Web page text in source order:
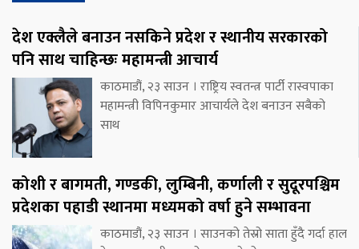
देश एक्लैले बनाउन नसकिने प्रदेश र स्थानीय सरकारको
पनि साथ चाहिन्छः महामन्त्री आचार्य
काठमाडौं, २३ साउन । राष्ट्रिय स्वतन्त्र पार्टी रास्वपाका
महामन्त्री विपिनकुमार आचार्यले देश बनाउन सबैको
साथ
कोशी र बागमती, गण्डकी, लुम्बिनी, कर्णाली र सुदूरपश्चिम
प्रदेशका पहाडी स्थानमा मध्यमको वर्षा हुने सम्भावना
काठमाडौं, २३ साउन । साउनको तेस्रो साता हुँदै गर्दा हाल